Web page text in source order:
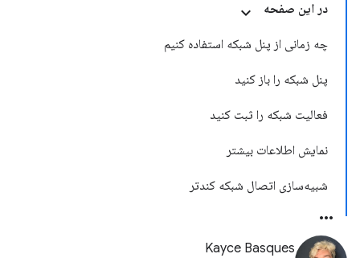
در این صفحه
چه زمانی از پنل شبکه استفاده کنیم
پنل شبکه را باز کنید
فعالیت شبکه را ثبت کنید
نمایش اطلاعات بیشتر
شبیه‌سازی اتصال شبکه کندتر
Kayce Basques